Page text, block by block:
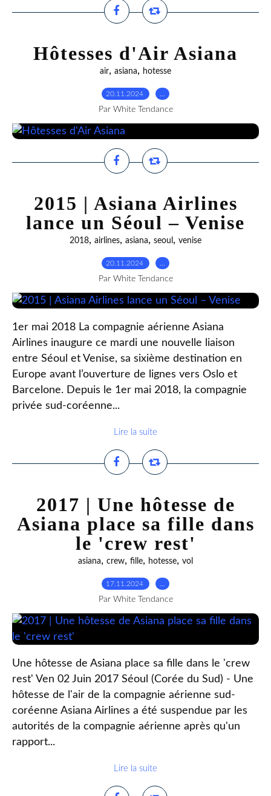
Hôtesses d'Air Asiana
air, asiana, hotesse
20.11.2024
Par White Tendance
2015 | Asiana Airlines
lance un Séoul – Venise
2018, airlines, asiana, seoul , venise
20.11.2024
Par White Tendance
1er mai 2018 La compagnie aérienne Asiana
Airlines inaugure ce mardi une nouvelle liaison
entre Séoul et Venise, sa sixième destination en
Europe avant l’ouverture de lignes vers Oslo et
Barcelone. Depuis le 1er mai 2018, la compagnie
privée sud-coréenne...
Lire la suite
2017 | Une hôtesse de
Asiana place sa fille dans
le 'crew rest'
asiana, crew, fille, hotesse, vol
17.11.2024
Par White Tendance
Une hôtesse de Asiana place sa fille dans le 'crew
rest' Ven 02 Juin 2017 Séoul (Corée du Sud) - Une
hôtesse de l'air de la compagnie aérienne sud-
coréenne Asiana Airlines a été suspendue par les
autorités de la compagnie aérienne après qu'un
rapport...
Lire la suite